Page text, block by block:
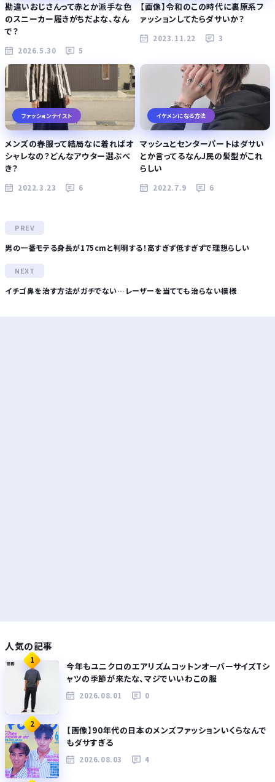
勘違いおじさんって赤とか派手な色
のスニーカー履きがちだよな、なん
で？
2026.5.30 5
【画像】令和のこの時代に裏原系フ
ァッションしてたらダサいか？
2023.11.22 3
ファッションテイスト
メンズの春服って結局なに着ればオ
シャレなの？どんなアウター選ぶべ
き？
2022.3.23 6
イケメンになる方法
マッシュとセンターパートはダサい
とか言ってるなんJ民の髪型がこれ
らしい
2022.7.9 6
男の一番モテる身長が175cmと判明する！高すぎず低すぎずで理想らしい
イチゴ鼻を治す方法がガチでない…レーザーを当てても治らない模様
人気の記事
1
今年もユニクロのエアリズムコットンオーバーサイズTシ
ャツの季節が来たな、マジでいいわこの服
2026.08.01 0
2
【画像】90年代の日本のメンズファッションいくらなんで
もダサすぎる
2026.08.03 4